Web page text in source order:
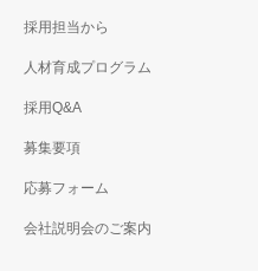
採用担当から
人材育成プログラム
採用Q&A
募集要項
応募フォーム
会社説明会のご案内